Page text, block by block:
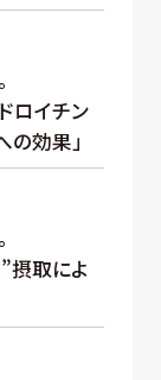
ロイチン
効果」
摂取によ